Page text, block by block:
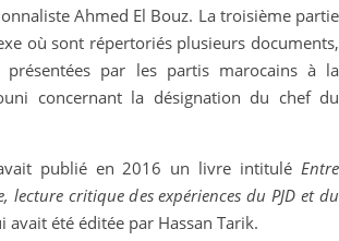
Ahmed El Bouz. La troisième partie
où sont répertoriés plusieurs documents,
par les partis marocains à la
concernant la désignation du chef du
publié en 2016 un livre intitulé Entre
lecture critique des expériences du PJD et du
avait été éditée par Hassan Tarik.